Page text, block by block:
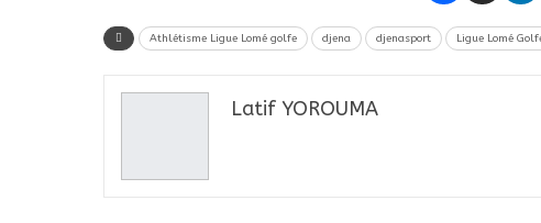
Athlétisme Ligue Lomé golfe djena djenasport Ligue Lomé
Latif YOROUMA